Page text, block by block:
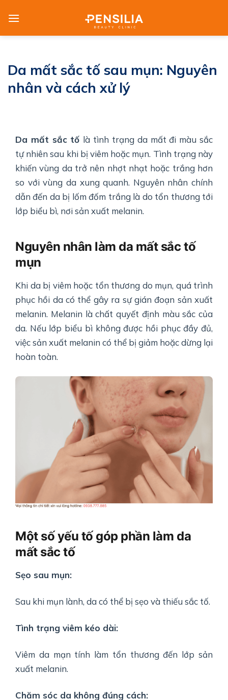
Da mất sắc tố sau mụn: Nguyên
nhân và cách xử lý
Da mất sắc tố là tình trạng da mất đi màu sắc
tự nhiên sau khi bị viêm hoặc mụn. Tình trạng này
khiến vùng da trở nên nhợt nhạt hoặc trắng hơn
so với vùng da xung quanh. Nguyên nhân chính
dẫn đến da bị lốm đốm trắng là do tổn thương tới
lớp biểu bì, nơi sản xuất melanin.
Nguyên nhân làm da mất sắc tố
mụn
Khi da bị viêm hoặc tổn thương do mụn, quá trình
phục hồi da có thể gây ra sự gián đoạn sản xuất
melanin. Melanin là chất quyết định màu sắc của
da. Nếu lớp biểu bì không được hồi phục đầy đủ,
việc sản xuất melanin có thể bị giảm hoặc dừng lại
hoàn toàn.
Một số yếu tố góp phần làm da
mất sắc tố
Sẹo sau mụn:
Sau khi mụn lành, da có thể bị sẹo và thiếu sắc tố.
Tình trạng viêm kéo dài:
Viêm da mạn tính làm tổn thương đến lớp sản
xuất melanin.
Chăm sóc da không đúng cách: